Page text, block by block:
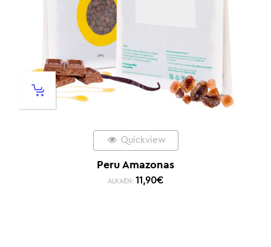
Quickview
Peru Amazonas
ALKAEN: 11,90€